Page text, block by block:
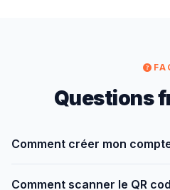
Questions
Comment créer mon
Comment scanner le QR